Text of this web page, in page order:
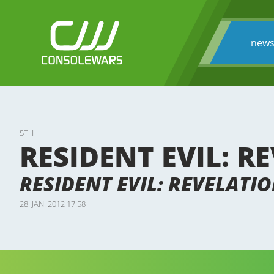
5TH
RESIDENT EVIL:
RESIDENT EVIL:
28. JAN. 2012 17:58